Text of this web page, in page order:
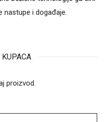
nastupe i događaje.
proizvod.